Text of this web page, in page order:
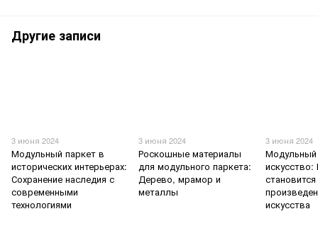
Другие записи
3 июня 2024
Модульный паркет в
исторических интерьерах:
Сохранение наследия с
современными
технологиями
3 июня 2024
Роскошные материалы
для модульного паркета:
Дерево, мрамор и
металлы
3 июня 2024
Модульный
становится
искусства